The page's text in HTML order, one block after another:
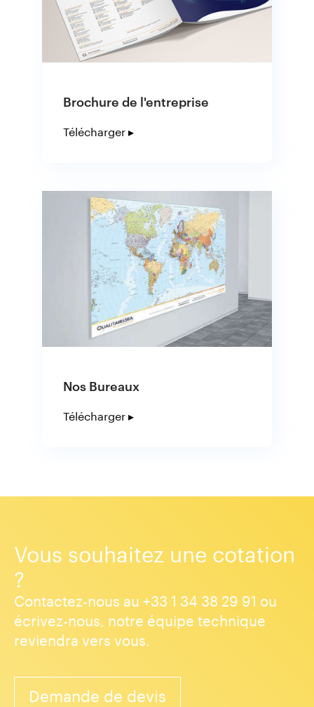
Brochure de l'entreprise
Télécharger ▸
Nos Bureaux
Télécharger ▸
Vous souhaitez une cotation
?
Contactez-nous au +33 1 34 38 29 91 ou
écrivez-nous, notre équipe technique
reviendra vers vous.
Demande de devis